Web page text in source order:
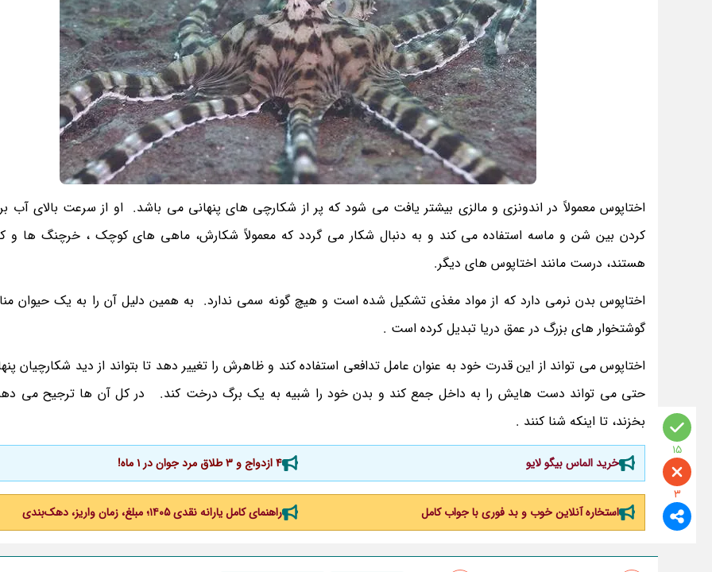
اختاپوس معمولاً در اندونزی و مالزی بیشتر یافت می شود که پر از شکارچی های پنهانی می باشد. او از سرعت بالای آب
کردن بین شن و ماسه استفاده می کند و به دنبال شکار می گردد که معمولاً شکارش، ماهی های کوچک ، خرچنگ ها و
هستند، درست مانند اختاپوس های دیگر.
اختاپوس بدن نرمی دارد که از مواد مغذی تشکیل شده است و هیچ گونه سمی ندارد. به همین دلیل آن را به یک حیوان
گوشتخوار های بزرگ در عمق دریا تبدیل کرده است .
اختاپوس می تواند از این قدرت خود به عنوان عامل تدافعی استفاده کند و ظاهرش را تغییر دهد تا بتواند از دید شکارچیان
حتی می تواند دست هایش را به داخل جمع کند و بدن خود را شبیه به یک برگ درخت کند. در کل آن ها ترجیح می
بخزند، تا اینکه شنا کنند .
خرید الماس بیگو لایو 4 ازدواج و 3 طلاق مرد جوان در 1 ماه!
استخاره آنلاین خوب و بد فوری با جواب کامل راهنمای کامل یارانه نقدی ۱۴۰۵؛ مبلغ، زمان واریز، دهک‌بندی
15
3